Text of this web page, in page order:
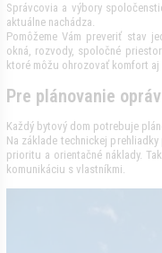
Správcovia a výbory
aktuálne nachádza.
Pomôžeme Vám preveriť stav
okná, rozvody, spoločné
ktoré môžu ohrozovať komfort
Pre plánovanie
Každý bytový dom potrebuje
Na základe technickej
prioritu a orientačné náklady.
komunikáciu s vlastníkmi.